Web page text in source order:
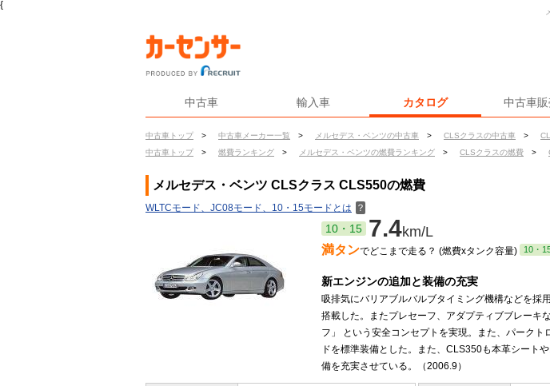
{
中古車 輸入車 カタログ 中古車
中古車トップ > 中古車メーカー一覧 > メルセデス・ベンツの中古車 > CLSクラスの中古車 >
中古車トップ
> 燃費ランキング > メルセデス・ベンツの燃費ランキング > CLSクラスの燃費 >
メルセデス・ベンツ CLSクラス CLS550の燃費
WLTCモード、JC08モード、10・15モードとは ？
10・15 7.4km/L
満タンでどこまで走る？ (燃費xタンク容量) 10・
新エンジンの追加と装備の充実
吸排気にバリアブルバルブタイミング機構などを採
搭載した。またプレセーフ、アダプティブブレーキ
フ」 という安全コンセプトを実現。また、パークト
ドを標準装備とした。また、CLS350も本革シート
備を充実させている。（2006.9）